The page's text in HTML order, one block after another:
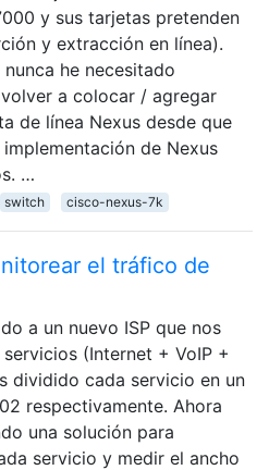
y sus tarjetas pretenden
y extracción en línea).
he necesitado
a colocar / agregar
de línea Nexus desde que
de Nexus
…
switch cisco-nexus-7k
el tráfico de
a un nuevo ISP que nos
(Internet + VoIP +
dividido cada servicio en un
respectivamente. Ahora
una solución para
servicio y medir el ancho